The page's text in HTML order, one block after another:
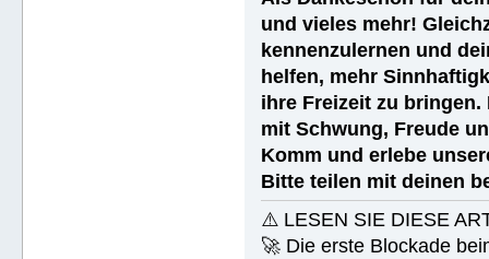
und vieles mehr!
kennenzulernen und
helfen, mehr
ihre Freizeit zu
mit Schwung, Freude
Komm und erlebe
Bitte teilen mit deinen
⚠️ LESEN SIE DIESE
🚀 Die erste Blockade